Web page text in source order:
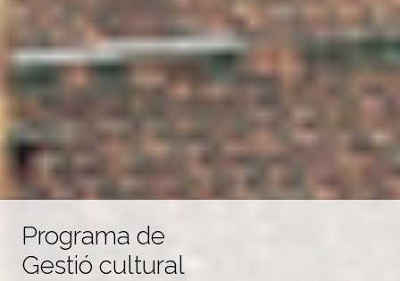
Programa de
Gestió cultural